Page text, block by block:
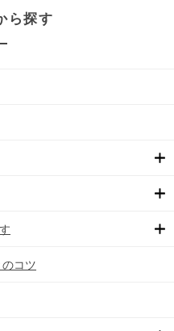
ら探す
コツ